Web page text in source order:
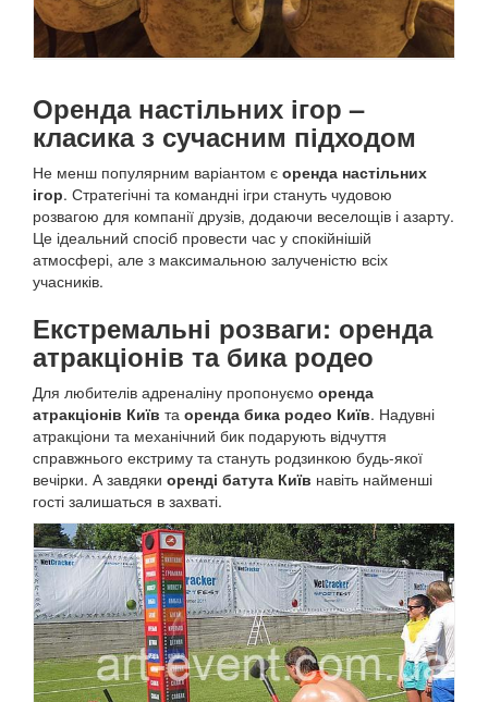
Оренда настільних ігор –
класика з сучасним підходом
Не менш популярним варіантом є оренда настільних
ігор. Стратегічні та командні ігри стануть чудовою
розвагою для компанії друзів, додаючи веселощів і азарту.
Це ідеальний спосіб провести час у спокійнішій
атмосфері, але з максимальною залученістю всіх
учасників.
Екстремальні розваги: оренда
атракціонів та бика родео
Для любителів адреналіну пропонуємо оренда
атракціонів Київ та оренда бика родео Київ. Надувні
атракціони та механічний бик подарують відчуття
справжнього екстриму та стануть родзинкою будь-якої
вечірки. А завдяки оренді батута Київ навіть найменші
гості залишаться в захваті.